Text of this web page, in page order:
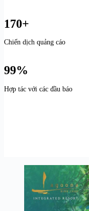
170+
Chiến dịch quảng cáo
99%
Hợp tác với các đầu báo